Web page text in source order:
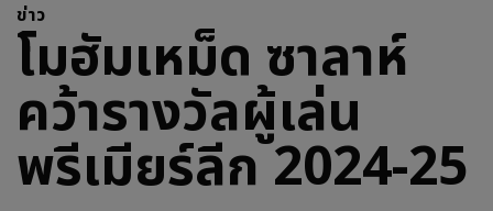
ข่าว
โมฮัมเหม็ด ซาลาห์
คว้ารางวัลผู้เล่น
พรีเมียร์ลีก 2024-25